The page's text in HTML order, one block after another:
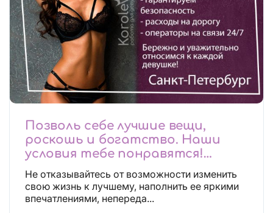
Позволь себе лучшие вещи,
роскошь и богатство. Наши
условия тебе понравятся!
Действительно отличные
условия и поддержка!
Не отказывайтесь от возможности изменить
свою жизнь к лучшему, наполнить ее яркими
впечатлениями, непереда...